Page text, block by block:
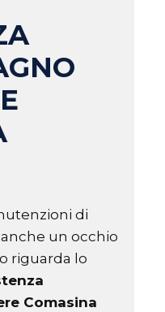
di
un occhio
riguarda lo
Comasina